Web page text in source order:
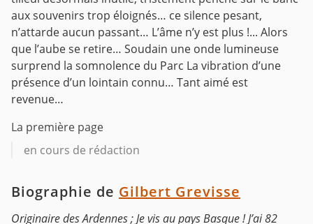
aux souvenirs trop éloignés… ce silence pesant,
n’attarde aucun passant… L’âme n’y est plus !... Alors
que l’aube se retire… Soudain une onde lumineuse
surprend la somnolence du Parc La vibration d’une
présence d’un lointain connu… Tant aimé est
revenue…
La première page
en cours de rédaction
Biographie de Gilbert Grevisse
Originaire des Ardennes ; Je vis au pays Basque ! J’ai 82